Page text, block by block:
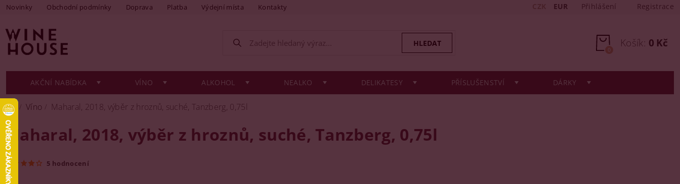
Novinky Obchodní podmínky Doprava Platba Výdejní místa Kontakty EUR Přihlášení Registrace
Košík: 0 Kč
0
AKČNÍ NABÍDKA VÍNO ALKOHOL NEALKO DELIKATESY PŘÍSLUŠENSTVÍ DÁRKY
Víno Maharal, 2018, výběr z hroznů, suché, Tanzberg, 0,75l
Maharal, 2018, výběr z hroznů, suché, Tanzberg, 0,75l
5 hodnocení